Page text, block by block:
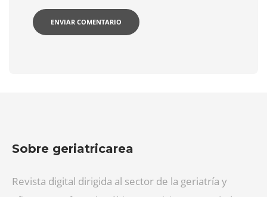
Sobre geriatricarea
Revista digital dirigida al sector de la geriatría y